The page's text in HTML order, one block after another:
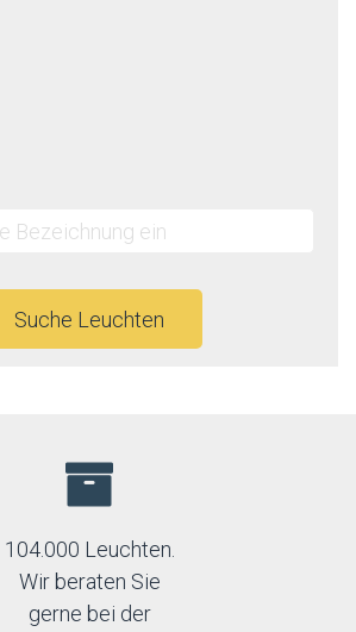
Suche Leuchten
104.000 Leuchten.
Wir beraten Sie
gerne bei der